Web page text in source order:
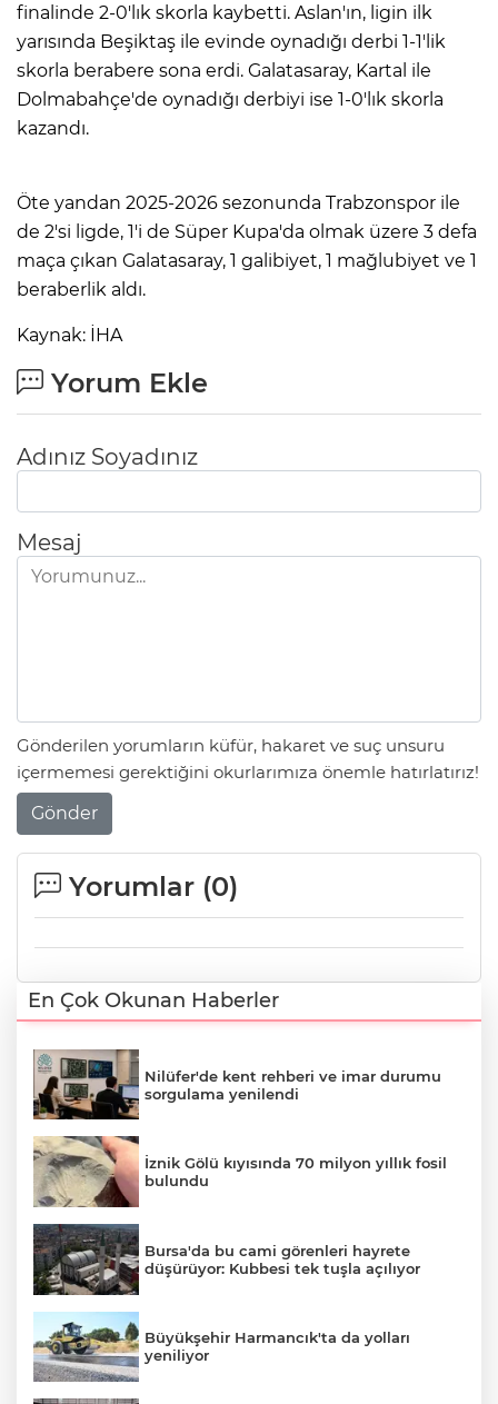
finalinde 2-0'lık skorla kaybetti. Aslan'ın, ligin ilk
yarısında Beşiktaş ile evinde oynadığı derbi 1-1'lik
skorla berabere sona erdi. Galatasaray, Kartal ile
Dolmabahçe'de oynadığı derbiyi ise 1-0'lık skorla
kazandı.
Öte yandan 2025-2026 sezonunda Trabzonspor ile
de 2'si ligde, 1'i de Süper Kupa'da olmak üzere 3 defa
maça çıkan Galatasaray, 1 galibiyet, 1 mağlubiyet ve 1
beraberlik aldı.
Kaynak: İHA
Yorum Ekle
Adınız Soyadınız
Mesaj
Gönderilen yorumların küfür, hakaret ve suç unsuru
içermemesi gerektiğini okurlarımıza önemle hatırlatırız!
Gönder
Yorumlar (0)
En Çok Okunan Haberler
Nilüfer'de kent rehberi ve imar durumu
sorgulama yenilendi
İznik Gölü kıyısında 70 milyon yıllık fosil
bulundu
Bursa'da bu cami görenleri hayrete
düşürüyor: Kubbesi tek tuşla açılıyor
Büyükşehir Harmancık'ta da yolları
yeniliyor